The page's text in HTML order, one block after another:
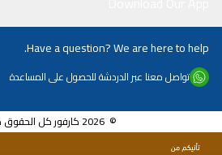
Have a question? We are here to help.
تواصل معنا عبر الدردشة للحصول على المساعدة
© 2026 كارفور كل الحقوق محفوظة